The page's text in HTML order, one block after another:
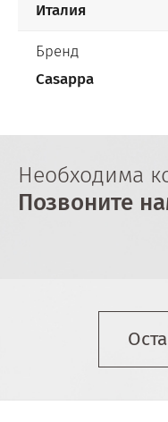
Италия
Бренд
Casappa
Необходима
Позвоните